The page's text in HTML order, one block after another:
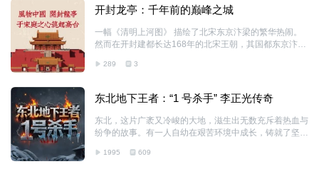
开封龙亭：千年前的巅峰之城
一幅《清明上河图》 描绘了北宋东京汴梁的繁华热闹。
然而在开封建都长达168年的北宋王朝，其国都东京汴梁
今，也唯有北京紫禁城一处正朔宫殿留存至今。 北宋的
作者的目标，但开展北宋皇宫的考古工作却困难重重。由
于黄河的冲击，开封地区堆积了深厚的淤泥、以及高地下
水位都将遗址深深掩埋于地下。直至1981年的一次考古
发现，为我们揭开北宋皇宫神秘面纱提供了契机。 这一
湖水抽干，人们在淤泥下发现了大量的龙纹瓦当、滴水、
289 3
东北地下王者：“1 号杀手” 李正光传奇
东北，这片广袤又冷峻的大地，滋生出无数充斥着热血与
纷争的故事。有一人自幼在艰苦环境中成长，铸就了坚韧
靠远超常人的冷静与狠辣，迅速于血腥残酷的东北黑道崭
1995 609